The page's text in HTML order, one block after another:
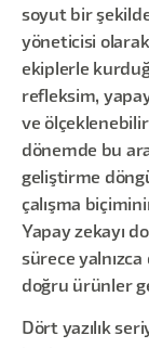
soyut bir
yöneticisi olarak
ekiplerle
refleksim,
ve
dönemde bu
geliştirme
çalışma
Yapay zekayı
sürece yalnızca
doğru ürünler
Dört yazılık